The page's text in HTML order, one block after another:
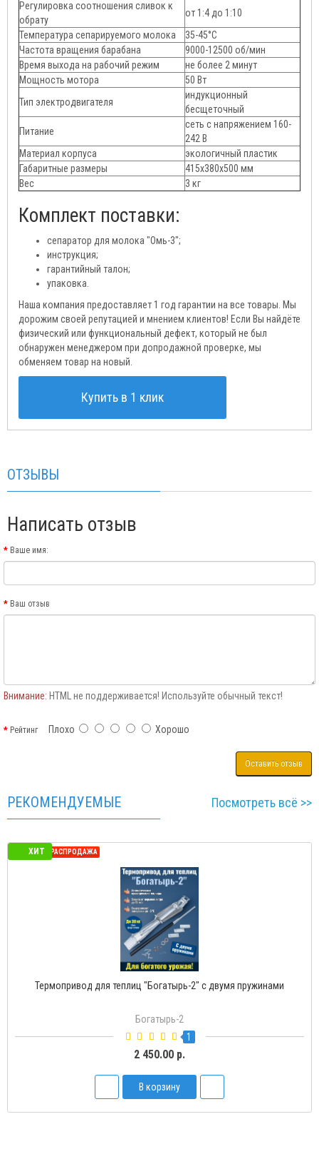
Регулировка соотношения сливок к
обрату
от 1:4 до 1:10
Температура сепарируемого молока
35-45°C
Частота вращения барабана
9000-12500 об/мин
Время выхода на рабочий режим
не более 2 минут
Мощность мотора
50 Вт
Тип электродвигателя
индукционный
бесщеточный
Питание
сеть с напряжением 160-
242 В
Материал корпуса
экологичный пластик
Габаритные размеры
415х380х500 мм
Вес
3 кг
Комплект поставки:
сепаратор для молока "Омь-3";
инструкция;
гарантийный талон;
упаковка.
Наша компания предоставляет 1 год гарантии на все товары. Мы
дорожим своей репутацией и мнением клиентов! Если Вы найдёте
физический или функциональный дефект, который не был
обнаружен менеджером при допродажной проверке, мы
обменяем товар на новый.
Купить в 1 клик
ОТЗЫВЫ
Написать отзыв
Ваше имя:
Ваш отзыв
Внимание: HTML не поддерживается! Используйте обычный текст!
РейтингПлохо Хорошо
Оставить отзыв
РЕКОМЕНДУЕМЫЕ Посмотреть всё >>
ХИТ
СЕЗОННАЯ РАСПРОДАЖА
Термопривод для теплиц "Богатырь-2" с двумя пружинами
Богатырь-2
1
2 450.00 р.
В корзину